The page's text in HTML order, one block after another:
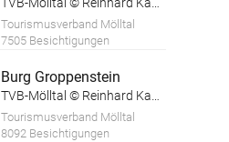
Tourismusverband Mölltal
7505 Besichtigungen
Burg Groppenstein
Tourismusverband Mölltal
8092 Besichtigungen